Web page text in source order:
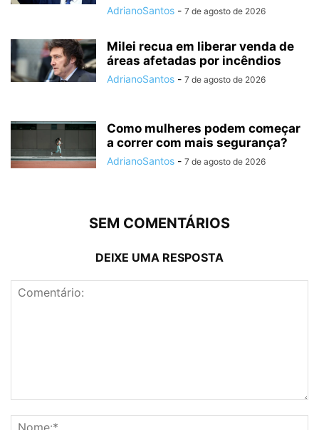
AdrianoSantos - 7 de agosto de 2026
Milei recua em liberar venda de
áreas afetadas por incêndios
AdrianoSantos - 7 de agosto de 2026
Como mulheres podem começar
a correr com mais segurança?
AdrianoSantos - 7 de agosto de 2026
SEM COMENTÁRIOS
DEIXE UMA RESPOSTA